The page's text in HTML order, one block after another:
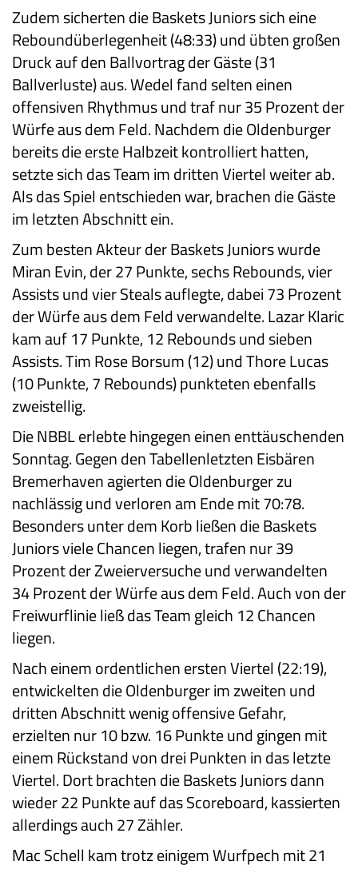
Zudem sicherten die Baskets Juniors sich eine
Reboundüberlegenheit (48:33) und übten großen
Druck auf den Ballvortrag der Gäste (31
Ballverluste) aus. Wedel fand selten einen
offensiven Rhythmus und traf nur 35 Prozent der
Würfe aus dem Feld. Nachdem die Oldenburger
bereits die erste Halbzeit kontrolliert hatten,
setzte sich das Team im dritten Viertel weiter ab.
Als das Spiel entschieden war, brachen die Gäste
im letzten Abschnitt ein.
Zum besten Akteur der Baskets Juniors wurde
Miran Evin, der 27 Punkte, sechs Rebounds, vier
Assists und vier Steals auflegte, dabei 73 Prozent
der Würfe aus dem Feld verwandelte. Lazar Klaric
kam auf 17 Punkte, 12 Rebounds und sieben
Assists. Tim Rose Borsum (12) und Thore Lucas
(10 Punkte, 7 Rebounds) punkteten ebenfalls
zweistellig.
Die NBBL erlebte hingegen einen enttäuschenden
Sonntag. Gegen den Tabellenletzten Eisbären
Bremerhaven agierten die Oldenburger zu
nachlässig und verloren am Ende mit 70:78.
Besonders unter dem Korb ließen die Baskets
Juniors viele Chancen liegen, trafen nur 39
Prozent der Zweierversuche und verwandelten
34 Prozent der Würfe aus dem Feld. Auch von der
Freiwurflinie ließ das Team gleich 12 Chancen
liegen.
Nach einem ordentlichen ersten Viertel (22:19),
entwickelten die Oldenburger im zweiten und
dritten Abschnitt wenig offensive Gefahr,
erzielten nur 10 bzw. 16 Punkte und gingen mit
einem Rückstand von drei Punkten in das letzte
Viertel. Dort brachten die Baskets Juniors dann
wieder 22 Punkte auf das Scoreboard, kassierten
allerdings auch 27 Zähler.
Mac Schell kam trotz einigem Wurfpech mit 21